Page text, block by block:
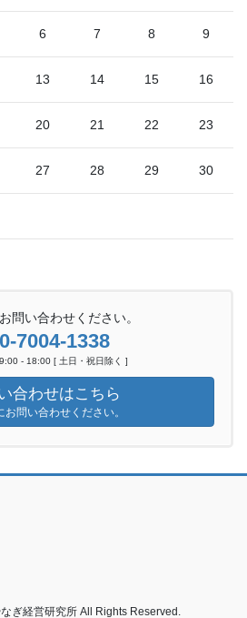
6 7 8 9
13 14 15 16
20 21 22 23
27 28 29 30
問い合わせください。
7004-1338
- 18:00 [ 土日・祝日除く ]
合わせはこちら
お問い合わせください。
ぎ経営研究所 All Rights Reserved.